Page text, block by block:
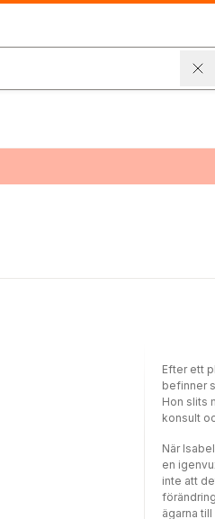
Efter ett
befinner
Hon slits
konsult
När
en
inte att
ägarna